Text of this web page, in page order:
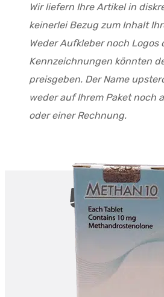
Wir liefern Ihre Artikel in
keinerlei Bezug zum Inhalt
Weder Aufkleber noch Logos
Kennzeichnungen könnten
preisgeben. Der Name
weder auf Ihrem Paket noch
oder einer Rechnung.